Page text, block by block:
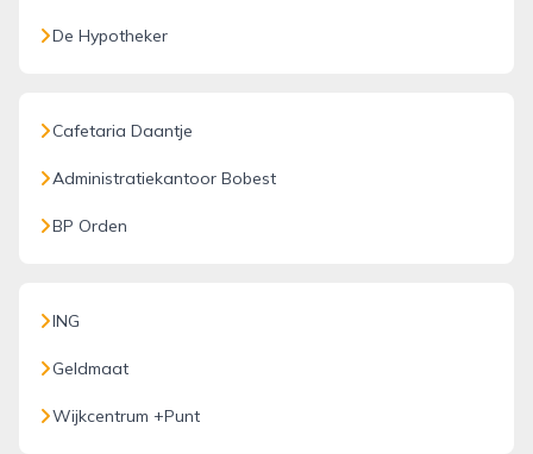
De Hypotheker
Cafetaria Daantje
Administratiekantoor Bobest
BP Orden
ING
Geldmaat
Wijkcentrum +Punt